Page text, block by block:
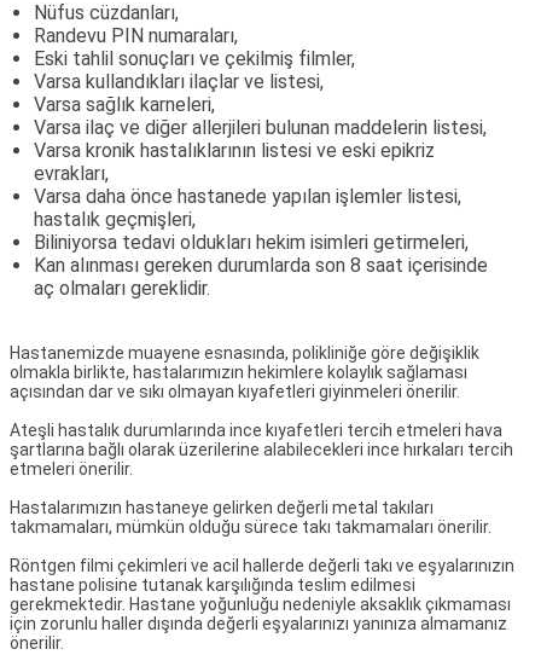
Nüfus cüzdanları,
Randevu PIN numaraları,
Eski tahlil sonuçları ve çekilmiş filmler,
Varsa kullandıkları ilaçlar ve listesi,
Varsa sağlık karneleri,
Varsa ilaç ve diğer allerjileri bulunan maddelerin listesi,
Varsa kronik hastalıklarının listesi ve eski epikriz
evrakları,
Varsa daha önce hastanede yapılan işlemler listesi,
hastalık geçmişleri,
Biliniyorsa tedavi oldukları hekim isimleri getirmeleri,
Kan alınması gereken durumlarda son 8 saat içerisinde
aç olmaları gereklidir.
Hastanemizde muayene esnasında, polikliniğe göre değişiklik
olmakla birlikte, hastalarımızın hekimlere kolaylık sağlaması
açısından dar ve sıkı olmayan kıyafetleri giyinmeleri önerilir.
Ateşli hastalık durumlarında ince kıyafetleri tercih etmeleri hava
şartlarına bağlı olarak üzerilerine alabilecekleri ince hırkaları tercih
etmeleri önerilir.
Hastalarımızın hastaneye gelirken değerli metal takıları
takmamaları, mümkün olduğu sürece takı takmamaları önerilir.
Röntgen filmi çekimleri ve acil hallerde değerli takı ve eşyalarınızın
hastane polisine tutanak karşılığında teslim edilmesi
gerekmektedir. Hastane yoğunluğu nedeniyle aksaklık çıkmaması
için zorunlu haller dışında değerli eşyalarınızı yanınıza almamanız
önerilir.